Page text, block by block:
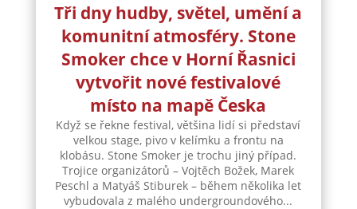
Tři dny hudby, světel, umění a
komunitní atmosféry. Stone
Smoker chce v Horní Řasnici
vytvořit nové festivalové
místo na mapě Česka
Když se řekne festival, většina lidí si představí
velkou stage, pivo v kelímku a frontu na
klobásu. Stone Smoker je trochu jiný případ.
Trojice organizátorů – Vojtěch Božek, Marek
Peschl a Matyáš Stiburek – během několika let
vybudovala z malého undergroundového...